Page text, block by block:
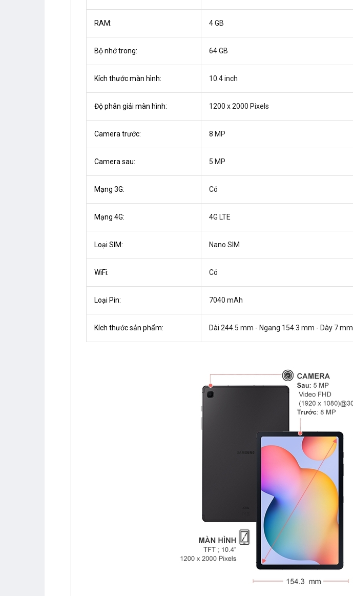
RAM: 4 GB
Bộ nhớ trong: 64 GB
Kích thước màn hình: 10.4 inch
Độ phân giải màn hình: 1200 x 2000 Pixels
Camera trước: 8 MP
Camera sau: 5 MP
Mạng 3G: Có
Mạng 4G: 4G LTE
Loại SIM: Nano SIM
WiFi: Có
Loại Pin: 7040 mAh
Kích thước sản phẩm: Dài 244.5 mm - Ngang 154.3 mm - Dày 7 mm